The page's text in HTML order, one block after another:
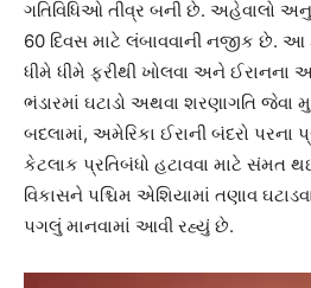
ગતિવિધિઓ તીવ્ર બની છે. અહેવાલો
60 દિવસ માટે લંબાવવાની નજીક છે. આ
ધીમે ધીમે ફરીથી ખોલવા અને
ભંડારમાં ઘટાડો અથવા શરણાગતિ જેવા
બદલામાં, અમેરિકા ઈરાની બંદરો પરના
કેટલાક પ્રતિબંધો હટાવવા માટે
વિકાસને પશ્ચિમ એશિયામાં તણાવ
પગલું માનવામાં આવી રહ્યું છે.